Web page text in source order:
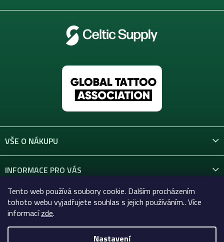
Tento web používá soubory cookie. Dalším procházením
tohoto webu vyjadřujete souhlas s jejich používáním.. Více
informacízde.
Nastavení
VŠE O NÁKUPU
INFORMACE PRO VÁS
KONTAKT